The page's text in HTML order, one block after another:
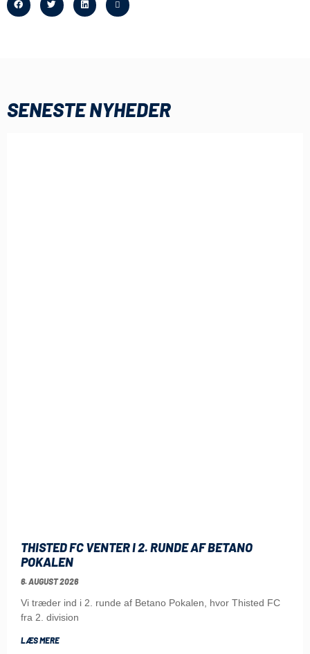
SENESTE NYHEDER
THISTED FC VENTER I 2. RUNDE AF BETANO
POKALEN
6. AUGUST 2026
Vi træder ind i 2. runde af Betano Pokalen, hvor Thisted FC
fra 2. division
LÆS MERE